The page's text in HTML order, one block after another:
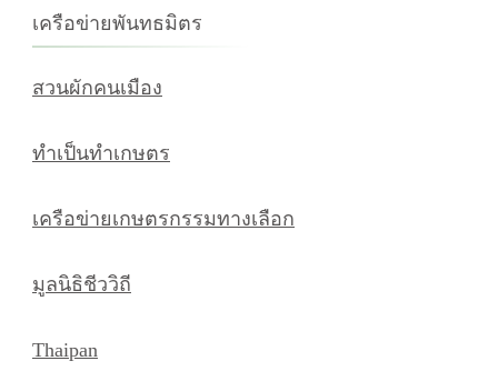
เครือข่ายพันทธมิตร
สวนผักคนเมือง
ทำเป็นทำเกษตร
เครือข่ายเกษตรกรรมทางเลือก
มูลนิธิชีววิถี
Thaipan